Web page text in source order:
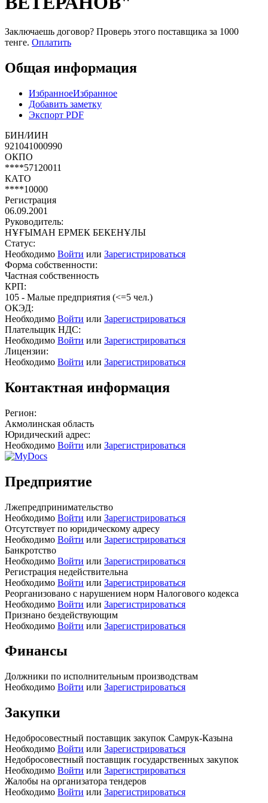
Заключаешь договор? Проверь этого поставщика за 1000
тенге. Оплатить
Общая информация
ИзбранноеИзбранное
Добавить заметку
Экспорт PDF
БИН/ИИН
921041000990
ОКПО
****57120011
КАТО
****10000
Регистрация
06.09.2001
Руководитель:
НҰҒЫМАН ЕРМЕК БЕКЕНҰЛЫ
Статус:
Необходимо Войти или Зарегистрироваться
Форма собственности:
Частная собственность
КРП:
105 - Малые предприятия (<=5 чел.)
ОКЭД:
Необходимо Войти или Зарегистрироваться
Плательщик НДС:
Необходимо Войти или Зарегистрироваться
Лицензии:
Необходимо Войти или Зарегистрироваться
Контактная информация
Регион:
Акмолинская область
Юридический адрес:
Необходимо Войти или Зарегистрироваться
Предприятие
Лжепредпринимательство
Необходимо Войти или Зарегистрироваться
Отсутствует по юридическому адресу
Необходимо Войти или Зарегистрироваться
Банкротство
Необходимо Войти или Зарегистрироваться
Регистрация недействительна
Необходимо Войти или Зарегистрироваться
Реорганизовано с нарушением норм Налогового кодекса
Необходимо Войти или Зарегистрироваться
Признано бездействующим
Необходимо Войти или Зарегистрироваться
Финансы
Должники по исполнительным производствам
Необходимо Войти или Зарегистрироваться
Закупки
Недобросовестный поставщик закупок Самрук-Казына
Необходимо Войти или Зарегистрироваться
Недобросовестный поставщик государственных закупок
Необходимо Войти или Зарегистрироваться
Жалобы на организатора тендеров
Необходимо Войти или Зарегистрироваться